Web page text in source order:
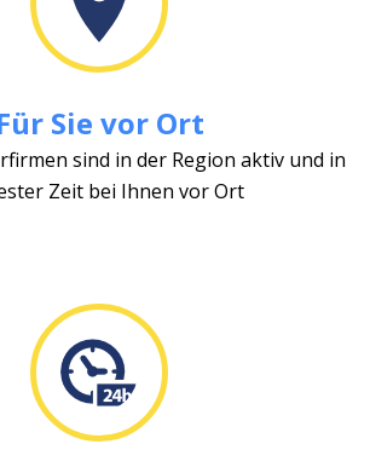
Sie vor Ort
sind in der Region aktiv und in
Zeit bei Ihnen vor Ort